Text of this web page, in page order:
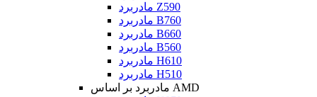
مادربرد Z590
مادربرد B760
مادربرد B660
مادربرد B560
مادربرد H610
مادربرد H510
مادربرد بر اساس AMD